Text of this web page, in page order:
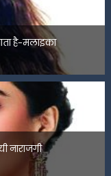
है-मलाइका
नाराजगी